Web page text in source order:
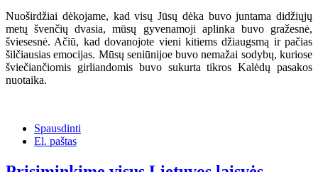
Nuoširdžiai dėkojame, kad visų Jūsų dėka buvo juntama didžiųjų
metų švenčių dvasia, mūsų gyvenamoji aplinka buvo gražesnė,
šviesesnė. Ačiū, kad dovanojote vieni kitiems džiaugsmą ir pačias
šilčiausias emocijas. Mūsų seniūnijoe buvo nemažai sodybų, kuriose
šviečiančiomis girliandomis buvo sukurta tikros Kalėdų pasakos
nuotaika.
Spausdinti
El. paštas